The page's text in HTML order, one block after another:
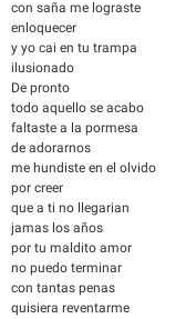
con saña me lograste
enloquecer
y yo cai en tu trampa
ilusionado
De pronto
todo aquello se acabo
faltaste a la pormesa
de adorarnos
me hundiste en el olvido
por creer
que a ti no llegarian
jamas los años
por tu maldito amor
no puedo terminar
con tantas penas
quisiera reventarme